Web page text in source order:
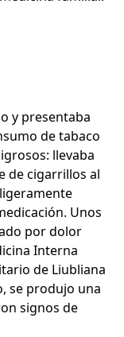
y presentaba
de tabaco
llevaba
de cigarrillos al
Unos
por dolor
Interna
de Liubliana
se produjo una
signos de